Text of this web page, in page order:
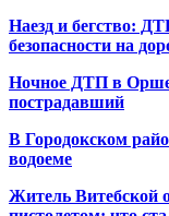
Наезд и бегство:
безопасности на
Ночное ДТП в
пострадавший
В Городокском
водоеме
Житель Витебской